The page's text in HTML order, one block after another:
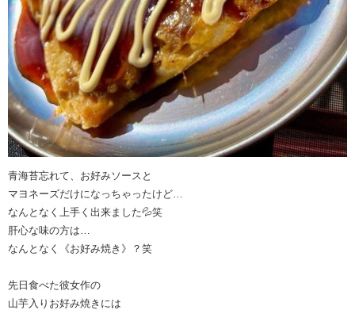
青海苔忘れて、お好みソースと
マヨネーズだけになっちゃったけど…
なんとなく上手く出来ました💦笑
肝心な味の方は…
なんとなく《お好み焼き》？笑
先日食べた彼女作の
山芋入りお好み焼きには